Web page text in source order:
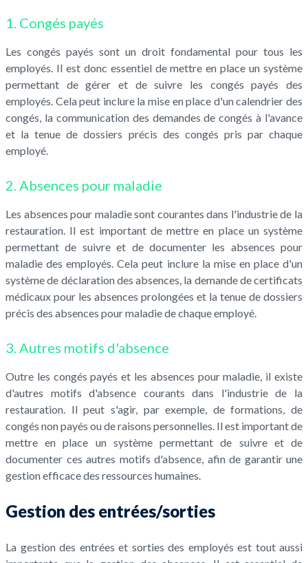
1. Congés payés
Les congés payés sont un droit fondamental pour tous les
employés. Il est donc essentiel de mettre en place un système
permettant de gérer et de suivre les congés payés des
employés. Cela peut inclure la mise en place d'un calendrier des
congés, la communication des demandes de congés à l'avance
et la tenue de dossiers précis des congés pris par chaque
employé.
2. Absences pour maladie
Les absences pour maladie sont courantes dans l'industrie de la
restauration. Il est important de mettre en place un système
permettant de suivre et de documenter les absences pour
maladie des employés. Cela peut inclure la mise en place d'un
système de déclaration des absences, la demande de certificats
médicaux pour les absences prolongées et la tenue de dossiers
précis des absences pour maladie de chaque employé.
3. Autres motifs d'absence
Outre les congés payés et les absences pour maladie, il existe
d'autres motifs d'absence courants dans l'industrie de la
restauration. Il peut s'agir, par exemple, de formations, de
congés non payés ou de raisons personnelles. Il est important de
mettre en place un système permettant de suivre et de
documenter ces autres motifs d'absence, afin de garantir une
gestion efficace des ressources humaines.
Gestion des entrées/sorties
La gestion des entrées et sorties des employés est tout aussi